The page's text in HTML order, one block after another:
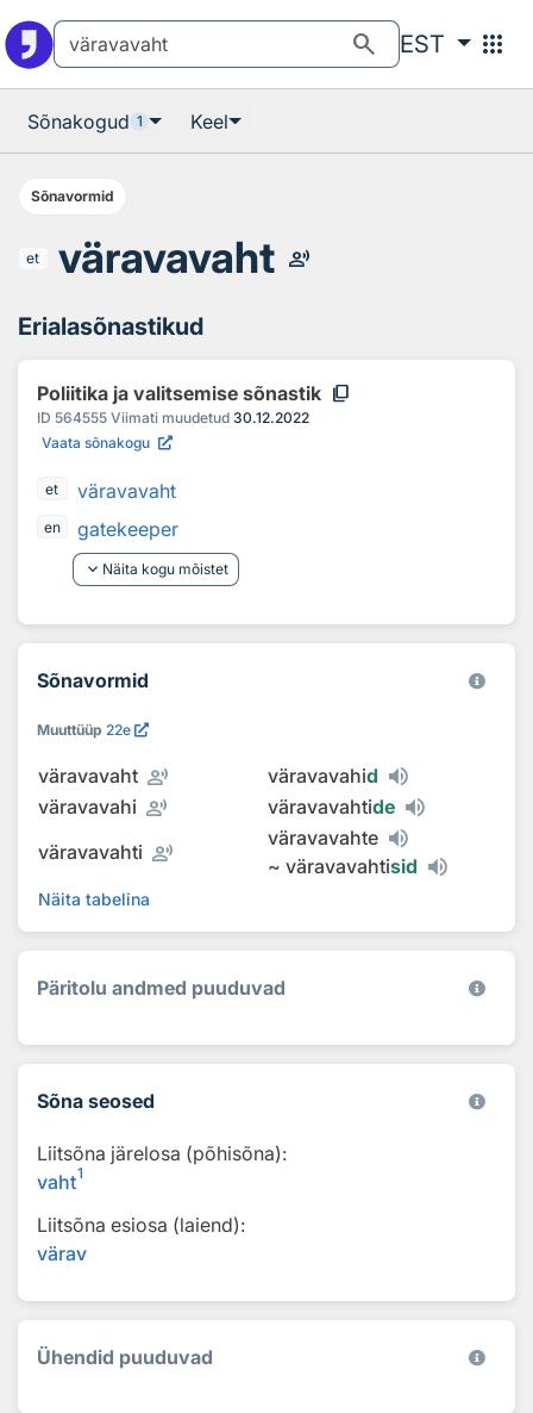
search EST apps
Sõnakogud 1 Keel
Sõnavormid
et väravavaht record_voice_over
Erialasõnastikud
Poliitika ja valitsemise sõnastik content_copy
ID 564555 Viimati muudetud 30.12.2022
Vaata sõnakogu
et väravavaht
en
gatekeeper
keyboard_arrow_down Näita kogu mõistet
Sõnavormid
Muuttüüp 22e
väravavaht record_voice_over väravavahid
väravavahi record_voice_over väravavahtide
väravavahti record_voice_over
väravavahte
~ väravavahtisid
Näita tabelina
Päritolu andmed puuduvad
Sõna seosed
Liitsõna järelosa (põhisõna):
vaht1
Liitsõna esiosa (laiend):
värav
Ühendid puuduvad